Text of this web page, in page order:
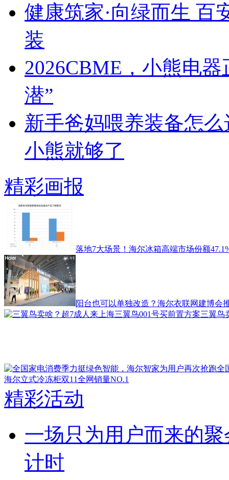
健康筑家·向绿而生 百
装
2026CBME，小熊电
潜”
新手爸妈喂养装备怎
小熊就够了
精彩画报
落地7大场景！海尔冰箱高端市场份额
阳台也可以单独改造？海尔衣联网建博会
三翼鸟
全
海尔立式冷冻柜双11全网销量NO.1
精彩活动
一场只为用户而来的
计时